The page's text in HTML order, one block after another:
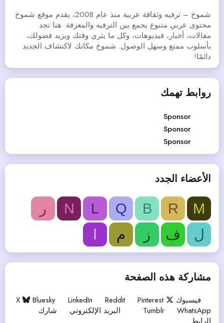
شموخ – ترفيه وثقافة عربية منذ عام 2008، يقدم موقع شموخ
محتوى عربي متنوع يجمع بين الترفيه والمعرفة. هنا تجد
مقالات، أخبار، فيديوهات، وكل ما يثري وقتك ويزيد فضولك،
بأسلوب ممتع وسهل الوصول. شموخ مكانك لاكتشاف الجديد
دائمًا!
روابط تهمك
Sponsor
Sponsor
Sponsor
الأعضاء الجدد
M
R
B
Q
L
N
ر
ل
ف ز م
مشاركة هذه الصفحة
فيسبوك X Bluesky LinkedIn Reddit
Pinterest
Tumblr
WhatsApp البريد الإلكتروني
شارك